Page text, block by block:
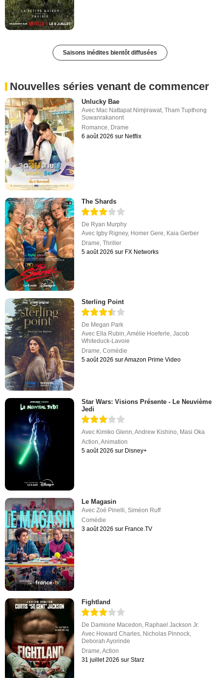
Saisons inédites bientôt diffusées
Nouvelles séries venant de commencer
Unlucky Bae
Avec Mac Nattapat Nimjirawat,Tham Tupthong
Suwanrakanont
Romance, Drame
6 août 2026 sur Netflix
The Shards
De Ryan Murphy
Avec Igby Rigney, Homer Gere, Kaia Gerber
Drame,Thriller
5 août 2026 sur FX Networks
Sterling Point
De Megan Park
Avec Ella Rubin ,Amélie Hoeferle ,Jacob
Whiteduck-Lavoie
Drame ,Comédie
5 août 2026 sur Amazon Prime Video
Star Wars: Visions Présente - Le Neuvième
Jedi
Avec Kimiko Glenn,Andrew Kishino, Masi Oka
Action,Animation
5 août 2026 sur Disney+
Le Magasin
AvecZoé Pinelli,Siméon Ruff
Comédie
3 août 2026 sur France.TV
Fightland
De Damione Macedon Raphael Jackson Jr.
Avec Howard Charles Nicholas Pinnock
Deborah Ayorinde
Drame ,Action
31 juillet 2026 sur Starz